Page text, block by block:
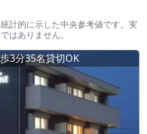
計的に示した中央参考値です。実
はありません。
3分35名貸切OK